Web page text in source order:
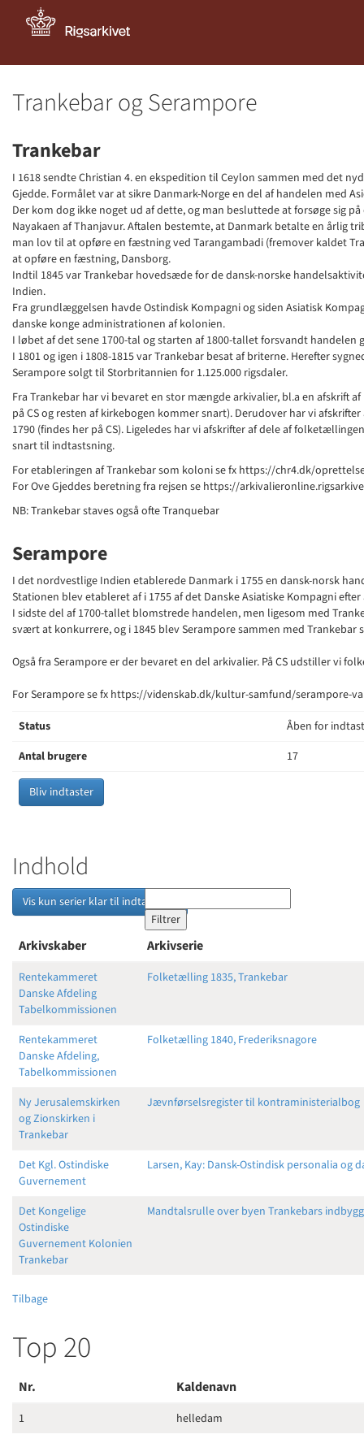
Trankebar og Serampore
Trankebar
I 1618 sendte Christian 4. en ekspedition til Ceylon sammen med det
Gjedde. Formålet var at sikre Danmark-Norge en del af handelen med
Der kom dog ikke noget ud af dette, og man besluttede at forsøge sig
Nayakaen af Thanjavur. Aftalen bestemte, at Danmark betalte en årlig
man lov til at opføre en fæstning ved Tarangambadi (fremover kaldet
at opføre en fæstning, Dansborg.
Indtil 1845 var Trankebar hovedsæde for de dansk-norske
Indien.
Fra grundlæggelsen havde Ostindisk Kompagni og siden Asiatisk
danske konge administrationen af kolonien.
I løbet af det sene 1700-tal og starten af 1800-tallet forsvandt handelen
I 1801 og igen i 1808-1815 var Trankebar besat af briterne. Herefter
Serampore solgt til Storbritannien for 1.125.000 rigsdaler.
Fra Trankebar har vi bevaret en stor mængde arkivalier, bl.a en afskrift
på CS og resten af kirkebogen kommer snart). Derudover har vi
1790 (findes her på CS). Ligeledes har vi afskrifter af dele af
snart til indtastsning.
For etableringen af Trankebar som koloni se fx https://chr4.dk/
For Ove Gjeddes beretning fra rejsen se https://
NB: Trankebar staves også ofte Tranquebar
Serampore
I det nordvestlige Indien etablerede Danmark i 1755 en dansk-norsk
Stationen blev etableret af i 1755 af det Danske Asiatiske Kompagni
I sidste del af 1700-tallet blomstrede handelen, men ligesom med
svært at konkurrere, og i 1845 blev Serampore sammen med
Også fra Serampore er der bevaret en del arkivalier. På CS udstiller vi
For Serampore se fx https://videnskab.dk/kultur-samfund/serampore-
Status
Åben for
Antal brugere
17
Bliv indtaster
Indhold
Vis kun serier klar til indtastning
Arkivskaber Arkivserie
Rentekammeret
Danske Afdeling
Tabelkommissionen
Folketælling 1835, Trankebar
Rentekammeret
Danske Afdeling,
Tabelkommissionen
Folketælling 1840, Frederiksnagore
Ny Jerusalemskirken
og Zionskirken i
Trankebar
Jævnførselsregister til kontraministerialbog
Det Kgl. Ostindiske
Guvernement
Larsen, Kay: Dansk-Ostindisk personalia og
Det Kongelige
Ostindiske
Guvernement Kolonien
Trankebar
Mandtalsrulle over byen Trankebars
Tilbage
Top 20
Nr. Kaldenavn
1 helledam